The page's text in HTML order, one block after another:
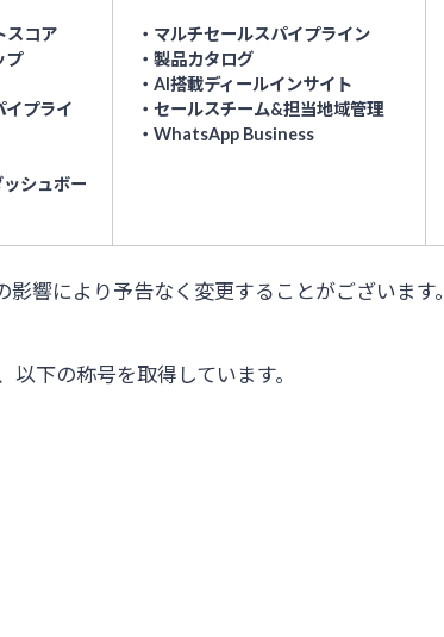
スコア
プ
イプライ
シュボー
・マルチセールスパイプライン
・製品カタログ
・AI搭載ディールインサイト
・セールスチーム&担当地域管理
・WhatsApp Business
響により予告なく変更することがございます。
下の称号を取得しています。